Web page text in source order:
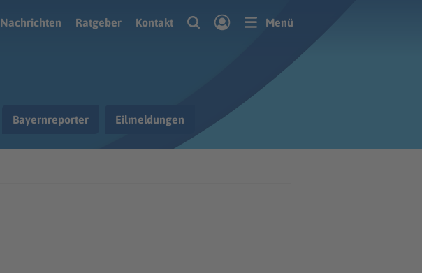
Nachrichten Ratgeber Kontakt Menü
Bayernreporter Eilmeldungen